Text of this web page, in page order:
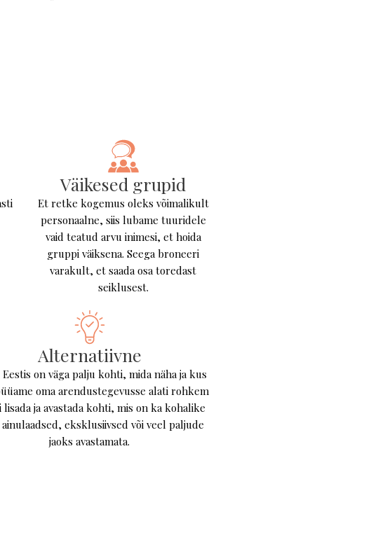
Väikesed grupid
Et retke kogemus oleks võimalikult
personaalne, siis lubame tuuridele
vaid teatud arvu inimesi, et hoida
gruppi väiksena. Seega broneeri
varakult, et saada osa toredast
seiklusest.
Alternatiivne
on väga palju kohti, mida näha ja kus
oma arendustegevusse alati rohkem
ja avastada kohti, mis on ka kohalike
ainulaadsed, eksklusiivsed või veel paljude
jaoks avastamata.